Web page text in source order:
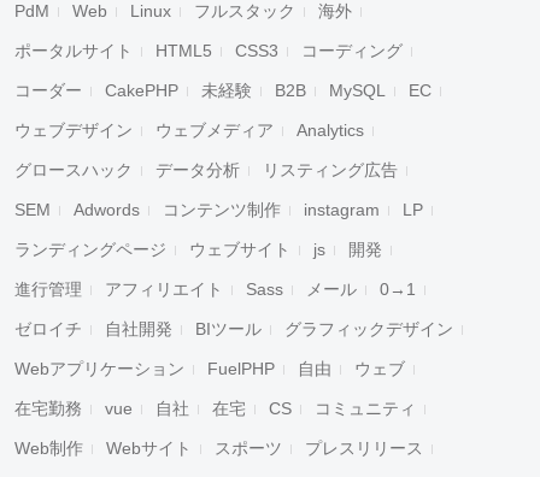
PdM Web Linux フルスタック 海外
ポータルサイト HTML5 CSS3 コーディング
コーダー CakePHP 未経験 B2B MySQL EC
ウェブデザイン ウェブメディア Analytics
グロースハック データ分析 リスティング広告
SEM Adwords コンテンツ制作 instagram LP
ランディングページ ウェブサイト js 開発
進行管理 アフィリエイト Sass メール 0→1
ゼロイチ 自社開発 BIツール グラフィックデザイン
Webアプリケーション FuelPHP 自由 ウェブ
在宅勤務 vue 自社 在宅 CS コミュニティ
Web制作 Webサイト スポーツ プレスリリース